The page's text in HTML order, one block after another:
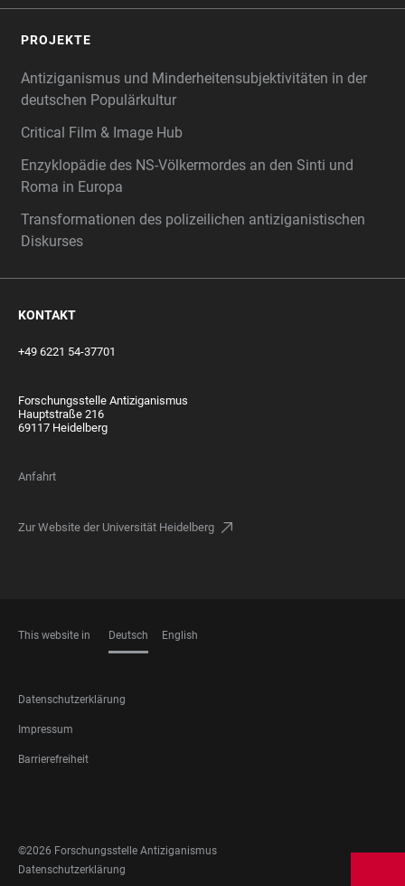
PROJEKTE
Antiziganismus und Minderheitensubjektivitäten in der
deutschen Populärkultur
Critical Film & Image Hub
Enzyklopädie des NS-Völkermordes an den Sinti und
Roma in Europa
Transformationen des polizeilichen antiziganistischen
Diskurses
KONTAKT
+49 6221 54-37701
Forschungsstelle Antiziganismus
Hauptstraße 216
69117 Heidelberg
Anfahrt
Zur Website der Universität Heidelberg
This website in Deutsch English
FOOTER
LEGAL
Datenschutzerklärung
Impressum
Barrierefreiheit
MEDIA
©2026 Forschungsstelle Antiziganismus
FOOTER
Datenschutzerklärung